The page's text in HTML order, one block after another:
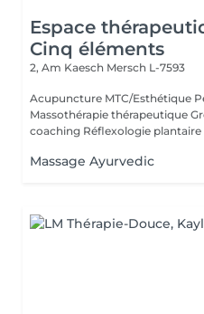
Espace
Cinq éléments
2, Am Kaesch Mersch L-7593
Acupuncture MTC/Esthétique
Massothérapie thérapeutique
coaching Réflexologie
Massage Ayurvedic